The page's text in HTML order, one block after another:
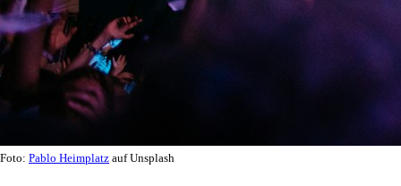
Foto: Pablo Heimplatz auf Unsplash